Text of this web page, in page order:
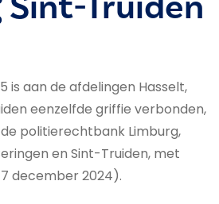
is aan de afdelingen Hasselt,
eenzelfde griffie verbonden,
politierechtbank Limburg,
en Sint-Truiden, met
december 2024).